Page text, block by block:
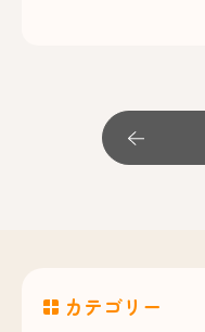
カテゴリー